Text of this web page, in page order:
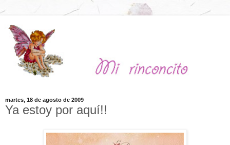
martes, 18 de agosto de 2009
Ya estoy por aquí!!